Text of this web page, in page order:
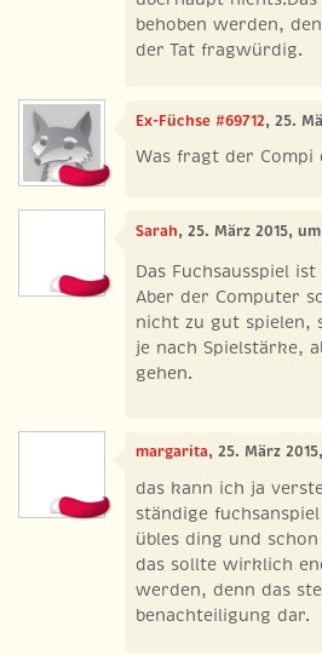
behoben werden,
der Tat fragwürdig.
Ex-Füchse #69712, 25.
Was fragt der Compi
Sarah, 25. März 2015,
Das Fuchsausspiel
Aber der Computer
nicht zu gut spielen,
je nach Spielstärke,
gehen.
margarita, 25. März
das kann ich ja
ständige
übles ding und
das sollte wirklich
werden, denn das
benachteiligung dar.